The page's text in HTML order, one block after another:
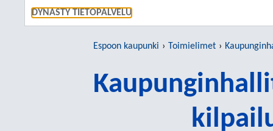
DYNASTY TIETOPALVELU
Espoon kaupunki Toimielimet